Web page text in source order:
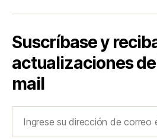
Suscríbase y
actualizaciones
mail